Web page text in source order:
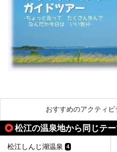
おすすめのアクティ
松江の温泉地から同じテ
松江しんじ湖温泉 4